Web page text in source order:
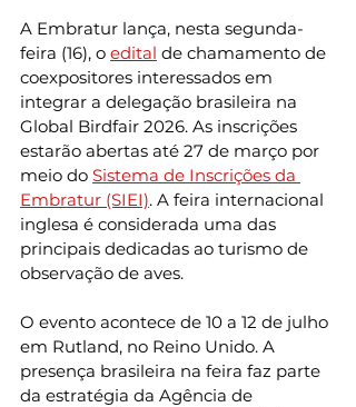
A Embratur lança, nesta segunda-
feira (16), o edital de chamamento de
coexpositores interessados em
integrar a delegação brasileira na
Global Birdfair 2026. As inscrições
estarão abertas até 27 de março por
meio do Sistema de Inscrições da
Embratur (SIEI). A feira internacional
inglesa é considerada uma das
principais dedicadas ao turismo de
observação de aves.
O evento acontece de 10 a 12 de julho
em Rutland, no Reino Unido. A
presença brasileira na feira faz parte
da estratégia da Agência de